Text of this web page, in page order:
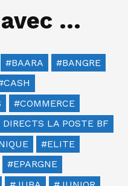
…
BAARA
BANGRE
CASH
COMMERCE
DIRECTS LA POSTE BF
ELITE
EPARGNE